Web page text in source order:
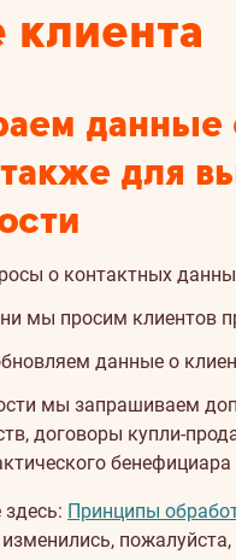
данные
для
о контактных
мы просим клиентов
данные о
мы запрашиваем
договоры купли-
Принципы
пожалуйста,